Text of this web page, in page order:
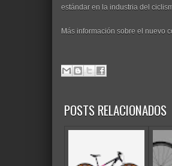
estándar en la industria del
Más información sobre el nuevo
POSTS RELACIONADOS